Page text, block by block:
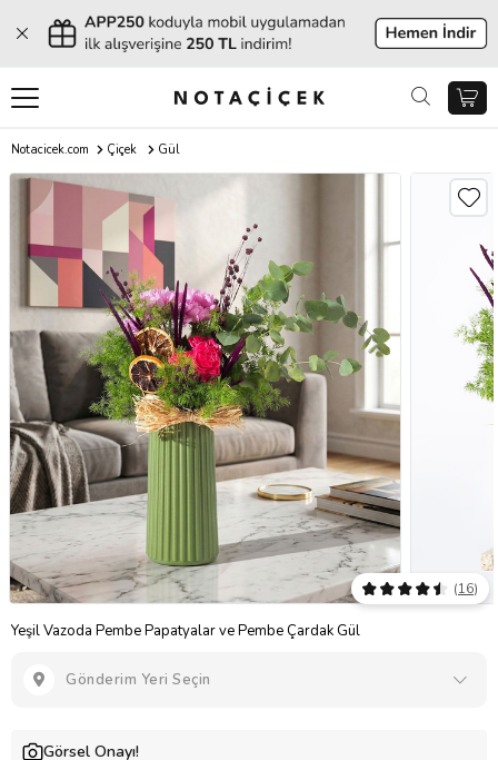
Notacicek.com Çiçek Gül
Yeşil Vazoda Pembe Papatyalar ve Pembe Çardak Gül
(16)
Gönderim Yeri Seçin
Görsel Onayı!